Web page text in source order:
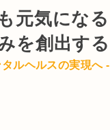
元気になる
を創出する
ルヘルスの実現へ -